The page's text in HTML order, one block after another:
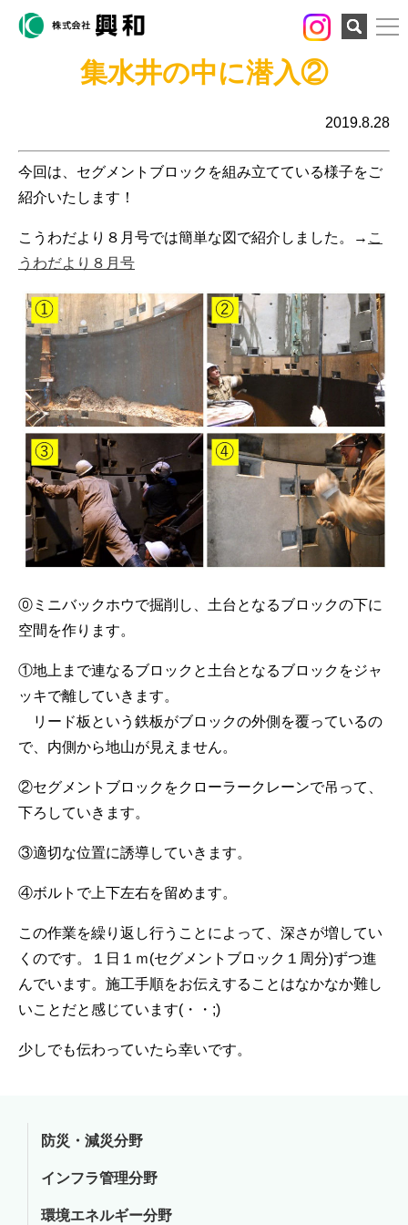
集水井の中に潜入②
2019.8.28
今回は、セグメントブロックを組み立てている様子をご
紹介いたします！
こうわだより８月号では簡単な図で紹介しました。→ こ
うわだより８月号
⓪ミニバックホウで掘削し、土台となるブロックの下に
空間を作ります。
①地上まで連なるブロックと土台となるブロックをジャ
ッキで離していきます。
リード板という鉄板がブロックの外側を覆っているの
で、内側から地山が見えません。
②セグメントブロックをクローラークレーンで吊って、
下ろしていきます。
③適切な位置に誘導していきます。
④ボルトで上下左右を留めます。
この作業を繰り返し行うことによって、深さが増してい
くのです。１日１ｍ(セグメントブロック１周分)ずつ進
んでいます。施工手順をお伝えすることはなかなか難し
いことだと感じています(・・;)
少しでも伝わっていたら幸いです。
防災・減災分野
インフラ管理分野
環境エネルギー分野